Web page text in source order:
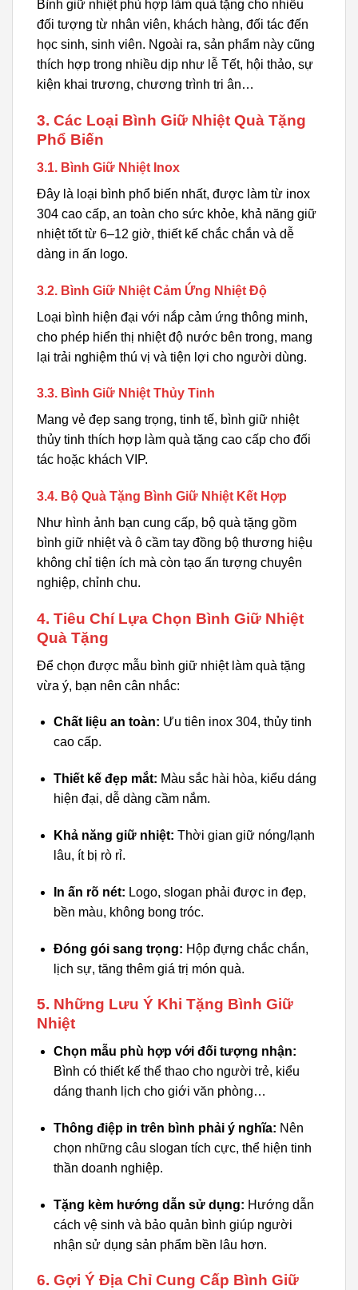
Bình giữ nhiệt phù hợp làm quà tặng cho nhiều
đối tượng từ nhân viên, khách hàng, đối tác đến
học sinh, sinh viên. Ngoài ra, sản phẩm này cũng
thích hợp trong nhiều dịp như lễ Tết, hội thảo, sự
kiện khai trương, chương trình tri ân…
3. Các Loại Bình Giữ Nhiệt Quà Tặng
Phổ Biến
3.1. Bình Giữ Nhiệt Inox
Đây là loại bình phổ biến nhất, được làm từ inox
304 cao cấp, an toàn cho sức khỏe, khả năng giữ
nhiệt tốt từ 6–12 giờ, thiết kế chắc chắn và dễ
dàng in ấn logo.
3.2. Bình Giữ Nhiệt Cảm Ứng Nhiệt Độ
Loại bình hiện đại với nắp cảm ứng thông minh,
cho phép hiển thị nhiệt độ nước bên trong, mang
lại trải nghiệm thú vị và tiện lợi cho người dùng.
3.3. Bình Giữ Nhiệt Thủy Tinh
Mang vẻ đẹp sang trọng, tinh tế, bình giữ nhiệt
thủy tinh thích hợp làm quà tặng cao cấp cho đối
tác hoặc khách VIP.
3.4. Bộ Quà Tặng Bình Giữ Nhiệt Kết Hợp
Như hình ảnh bạn cung cấp, bộ quà tặng gồm
bình giữ nhiệt và ô cầm tay đồng bộ thương hiệu
không chỉ tiện ích mà còn tạo ấn tượng chuyên
nghiệp, chỉnh chu.
4. Tiêu Chí Lựa Chọn Bình Giữ Nhiệt
Quà Tặng
Để chọn được mẫu bình giữ nhiệt làm quà tặng
vừa ý, bạn nên cân nhắc:
Chất liệu an toàn: Ưu tiên inox 304, thủy tinh
cao cấp.
Thiết kế đẹp mắt: Màu sắc hài hòa, kiểu dáng
hiện đại, dễ dàng cầm nắm.
Khả năng giữ nhiệt: Thời gian giữ nóng/lạnh
lâu, ít bị rò rỉ.
In ấn rõ nét: Logo, slogan phải được in đẹp,
bền màu, không bong tróc.
Đóng gói sang trọng: Hộp đựng chắc chắn,
lịch sự, tăng thêm giá trị món quà.
5. Những Lưu Ý Khi Tặng Bình Giữ
Nhiệt
Chọn mẫu phù hợp với đối tượng nhận:
Bình có thiết kế thể thao cho người trẻ, kiểu
dáng thanh lịch cho giới văn phòng…
Thông điệp in trên bình phải ý nghĩa: Nên
chọn những câu slogan tích cực, thể hiện tinh
thần doanh nghiệp.
Tặng kèm hướng dẫn sử dụng: Hướng dẫn
cách vệ sinh và bảo quản bình giúp người
nhận sử dụng sản phẩm bền lâu hơn.
6. Gợi Ý Địa Chỉ Cung Cấp Bình Giữ